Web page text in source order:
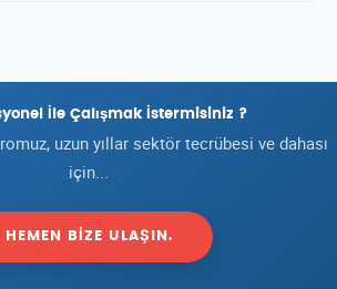
İle Çalışmak İstermisiniz ?
uzun yıllar sektör tecrübesi ve dahası
için...
HEMEN BIZE ULAŞIN.